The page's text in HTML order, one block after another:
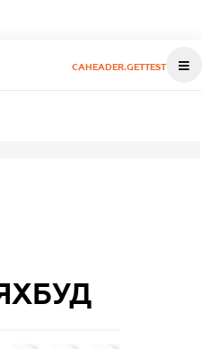
CAHEADER.GETTEST